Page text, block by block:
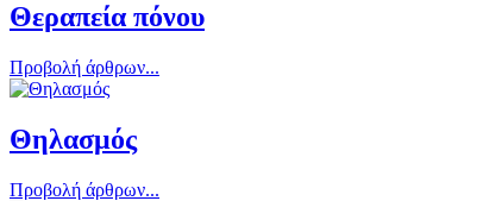
Θεραπεία πόνου
Προβολή άρθρων...
Θηλασμός
Προβολή άρθρων...